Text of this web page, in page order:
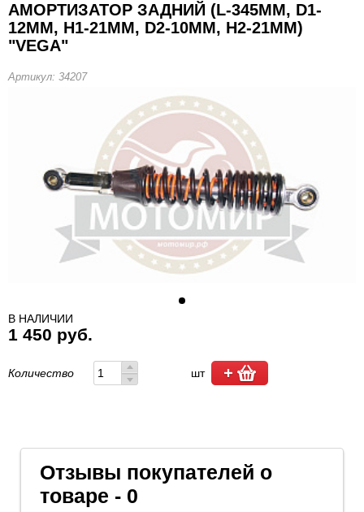
АМОРТИЗАТОР ЗАДНИЙ (L-345MM, D1-
12MM, H1-21MM, D2-10MM, H2-21MM)
"VEGA"
Артикул: 34207
В НАЛИЧИИ
1 450 руб.
Количество шт
Отзывы покупателей о
товаре - 0